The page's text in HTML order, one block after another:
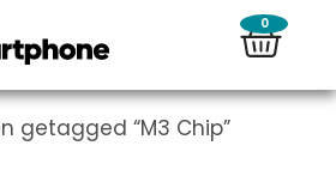
0
getagged “M3 Chip”